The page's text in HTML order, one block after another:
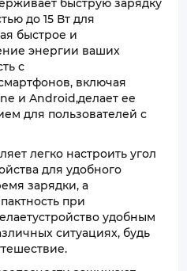
быструю зарядку
до 15 Вт для
быстрое и
энергии ваших
с
включая
и Android,делает ее
для пользователей с
легко настроить угол
для удобного
зарядки, а
при
удобным
ситуациях, будь